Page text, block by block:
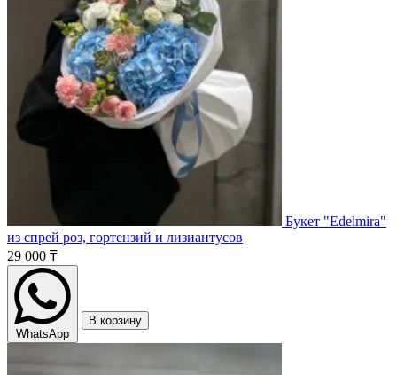
Букет "Edelmira"
из спрей роз, гортензий и лизиантусов
29 000 ₸
WhatsApp
В корзину